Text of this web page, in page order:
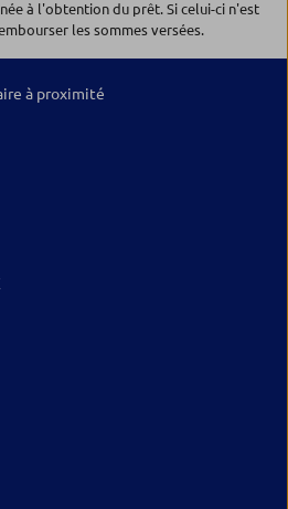
à l'obtention du prêt. Si celui-ci n'est
les sommes versées.
à proximité